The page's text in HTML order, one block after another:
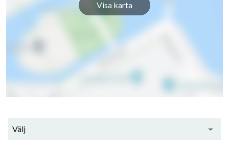
Visa karta
Välj